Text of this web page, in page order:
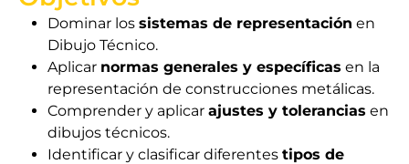
Dominar los sistemas de representación en
Dibujo Técnico.
Aplicar normas generales y específicas en la
representación de construcciones metálicas.
Comprender y aplicar ajustes y tolerancias en
dibujos técnicos.
Identificar y clasificar diferentes tipos de